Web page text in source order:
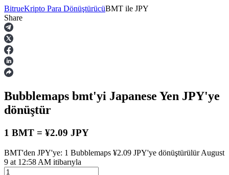
Vadeli İşlemler
USDT Vadeli İşlemleri
BitrueKripto Para DönüştürücüBMT ile JPY
Share
Bubblemaps bmt'yi Japanese Yen JPY'ye
dönüştür
1 BMT = ¥2.09 JPY
BMT'den JPY'ye: 1 Bubblemaps ¥2.09 JPY'ye dönüştürülür August
9 at 12:58 AM itibarıyla